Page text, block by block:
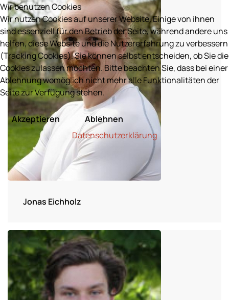
Jonas Eichholz
Wir benutzen Cookies
Wir nutzen Cookies auf unserer Website. Einige von ihnen
sind essenziell für den Betrieb der Seite, während andere uns
helfen, diese Website und die Nutzererfahrung zu verbessern
(Tracking Cookies). Sie können selbst entscheiden, ob Sie die
Cookies zulassen möchten. Bitte beachten Sie, dass bei einer
Ablehnung womöglich nicht mehr alle Funktionalitäten der
Seite zur Verfügung stehen.
Akzeptieren
Ablehnen
Datenschutzerklärung